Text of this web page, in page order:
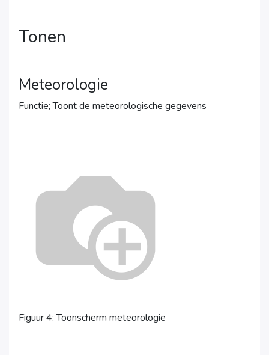
Tonen
Meteorologie
Functie; Toont de meteorologische gegevens
Figuur 4: Toonscherm meteorologie